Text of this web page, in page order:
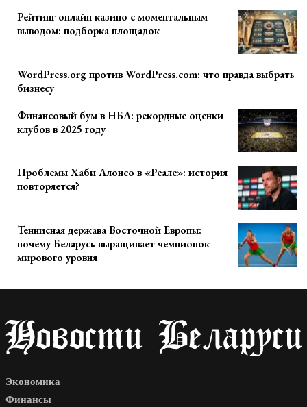
Рейтинг онлайн казино с моментальным
выводом: подборка площадок
WordPress.org против WordPress.com: что правда выбрать
бизнесу
Финансовый бум в НБА: рекордные оценки
клубов в 2025 году
Проблемы Хаби Алонсо в «Реале»: история
повторяется?
Теннисная держава Восточной Европы:
почему Беларусь выращивает чемпионок
мирового уровня
Экономика
Финансы